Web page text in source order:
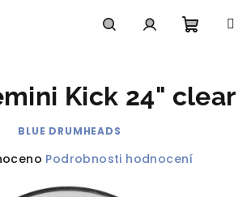
košík
Kick 24" clear
BLUE DRUMHEADS
Podrobnosti hodnocení